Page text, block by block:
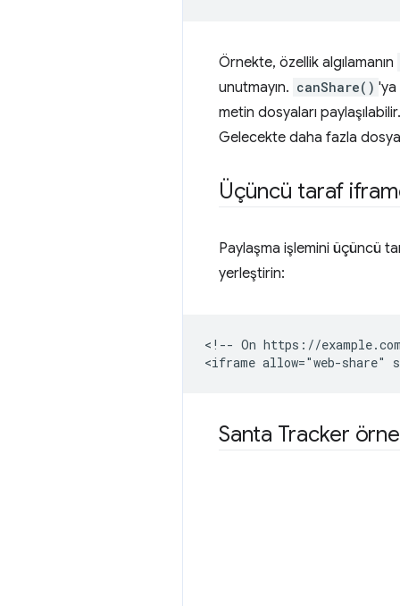
Örnekte, özellik algılamanın
unutmayın. canShare() 'ya
metin dosyaları
Gelecekte daha fazla
Üçüncü taraf
Paylaşma işlemini üçüncü
yerleştirin:
<!-- On https://
Santa Tracker